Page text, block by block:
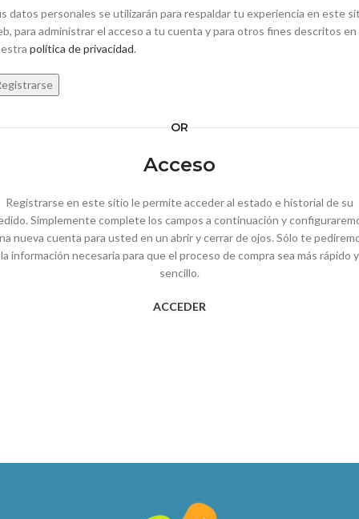
datos personales se utilizarán para respaldar tu experiencia en este
para administrar el acceso a tu cuenta y para otros fines descritos en
política de privacidad.
OR
Acceso
Registrarse en este sitio le permite acceder al estado e historial de su
Simplemente complete los campos a continuación y
nueva cuenta para usted en un abrir y cerrar de ojos. Sólo te
la información necesaria para que el proceso de compra sea más rápido y
sencillo.
ACCEDER